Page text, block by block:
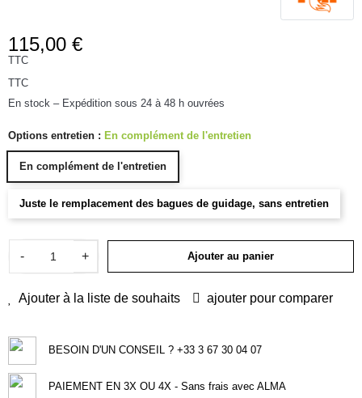
115,00 €
TTC
TTC
En stock – Expédition sous 24 à 48 h ouvrées
Options entretien : En complément de l'entretien
En complément de l'entretien
Juste le remplacement des bagues de guidage, sans entretien
- + Ajouter au panier
Ajouter à la liste de souhaits ajouter pour comparer
BESOIN D'UN CONSEIL ? +33 3 67 30 04 07
PAIEMENT EN 3X OU 4X - Sans frais avec ALMA